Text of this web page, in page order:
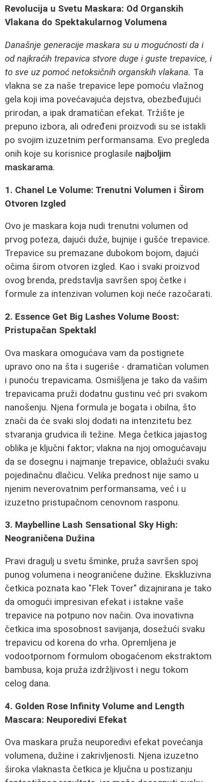
Revolucija u Svetu Maskara: Od Organskih
Vlakana do Spektakularnog Volumena
Današnje generacije maskara su u mogućnosti da i
od najkraćih trepavica stvore duge i guste trepavice, i
to sve uz pomoć netoksičnih organskih vlakana. Ta
vlakna se za naše trepavice lepe pomoću vlažnog
gela koji ima povećavajuća dejstva, obezbeđujući
prirodan, a ipak dramatičan efekat. Tržište je
prepuno izbora, ali određeni proizvodi su se istakli
po svojim izuzetnim performansama. Evo pregleda
onih koje su korisnice proglasile najboljim
maskarama.
1. Chanel Le Volume: Trenutni Volumen i Širom
Otvoren Izgled
Ovo je maskara koja nudi trenutni volumen od
prvog poteza, dajući duže, bujnije i gušće trepavice.
Trepavice su premazane dubokom bojom, dajući
očima širom otvoren izgled. Kao i svaki proizvod
ovog brenda, predstavlja savršen spoj četke i
formule za intenzivan volumen koji neće razočarati.
2. Essence Get Big Lashes Volume Boost:
Pristupačan Spektakl
Ova maskara omogućava vam da postignete
upravo ono na šta i sugeriše - dramatičan volumen
i punoću trepavicama. Osmišljena je tako da vašim
trepavicama pruži dodatnu gustinu već pri svakom
nanošenju. Njena formula je bogata i obilna, što
znači da će svaki sloj dodati na intenzitetu bez
stvaranja grudvica ili težine. Mega četkica jajastog
oblika je ključni faktor; vlakna na njoj omogućavaju
da se dosegnu i najmanje trepavice, oblažući svaku
pojedinačnu dlačicu. Velika prednost nije samo u
njenim neverovatnim performansama, već i u
izuzetno pristupačnom cenovnom rasponu.
3. Maybelline Lash Sensational Sky High:
Neograničena Dužina
Pravi dragulj u svetu šminke, pruža savršen spoj
punog volumena i neograničene dužine. Ekskluzivna
četkica poznata kao "Flek Tover" dizajnirana je tako
da omogući impresivan efekat i istakne vaše
trepavice na potpuno nov način. Ova inovativna
četkica ima sposobnost savijanja, dosežući svaku
trepavicu od korena do vrha. Opremljena je
vodootpornom formulom obogaćenom ekstraktom
bambusa, koja pruža izdržljivost i negu tokom
celog dana.
4. Golden Rose Infinity Volume and Length
Mascara: Neuporedivi Efekat
Ova maskara pruža neuporedivi efekat povećanja
volumena, dužine i zakrivljenosti. Njena izuzetno
široka vlaknasta četkica je ključna u postizanju